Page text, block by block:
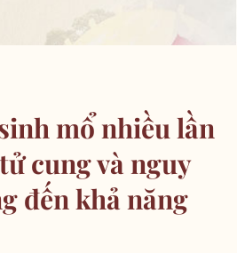
mổ nhiều lần
cung và nguy
đến khả năng